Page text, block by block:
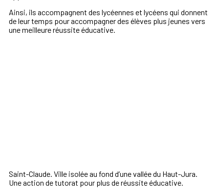
Ainsi, ils accompagnent des lycéennes et lycéens qui donnent
de leur temps pour accompagner des élèves plus jeunes vers
une meilleure réussite éducative.
Saint-Claude. Ville isolée au fond d’une vallée du Haut-Jura.
Une action de tutorat pour plus de réussite éducative.